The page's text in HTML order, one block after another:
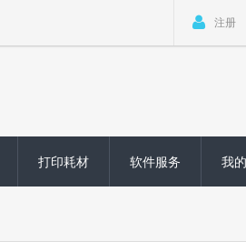
注册
打印耗材 软件服务 我